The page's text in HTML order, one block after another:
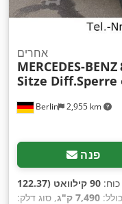
Berlin 2,955 km
אחרים
MERCEDES-BENZ
Sitze
פנה
90 קילוואט (122.37
7,490 ק"ג
, סוג דלק: